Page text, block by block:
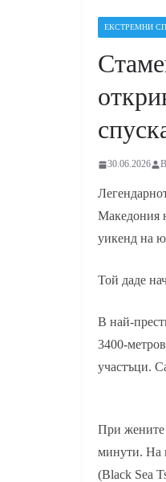
ЕКСТРЕМНИ
30.06.2026
Македония
уикенд на
Той даде
В най-
3400-
участъци.
При жените
минути. На
(Black Sea